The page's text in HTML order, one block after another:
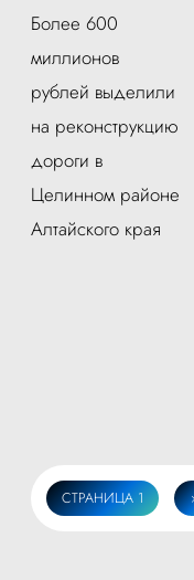
Более 600
миллионов
рублей выделили
на реконструкцию
дороги в
Целинном районе
Алтайского края
Нумерация
СТРАНИЦА 1